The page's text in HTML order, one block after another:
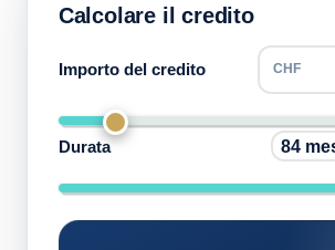
Calcolare il credito
Importo del credito CHF
Durata